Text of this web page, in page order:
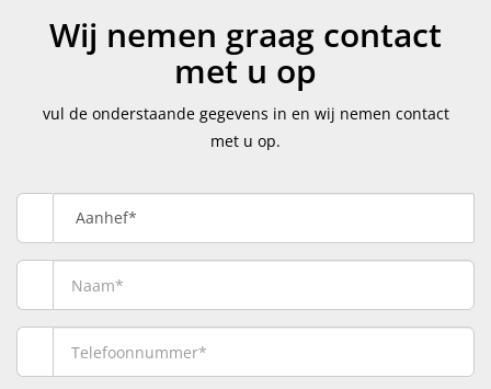
Wij nemen graag contact
met u op
vul de onderstaande gegevens in en wij nemen contact
met u op.
Aanhef*